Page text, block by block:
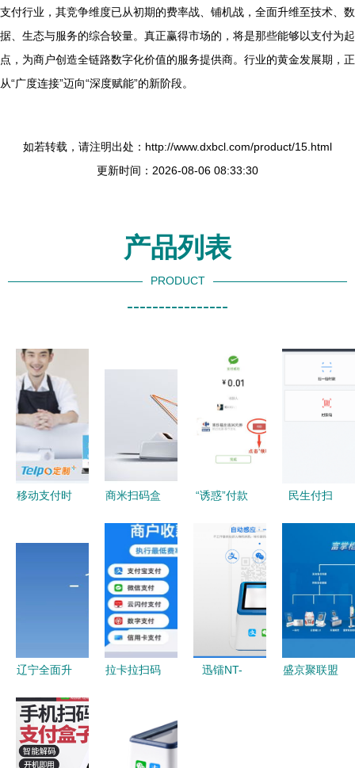
支付行业，其竞争维度已从初期的费率战、铺机战，全面升维至技术、数
据、生态与服务的综合较量。真正赢得市场的，将是那些能够以支付为起
点，为商户创造全链路数字化价值的服务提供商。行业的黄金发展期，正
从“广度连接”迈向“深度赋能”的新阶段。
如若转载，请注明出处：http://www.dxbcl.com/product/15.html
更新时间：2026-08-06 08:33:30
产品列表
PRODUCT
----------------
移动支付时
与收银机会
扫码支付盒
商米扫码盒
为解决扫码
支付痛点而
生
“诱惑”付款
付“馅饼”
民生付扫
辽宁全面升
速收费站实
现扫码支付
拉卡拉扫码
市便利店的
收银利器还
迅镭NT-
盛京聚联盟